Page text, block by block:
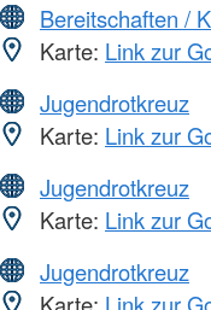
Bereitschaften /
Karte: Link zur
Jugendrotkreuz
Karte: Link zur
Jugendrotkreuz
Karte: Link zur
Jugendrotkreuz
Karte: Link zur